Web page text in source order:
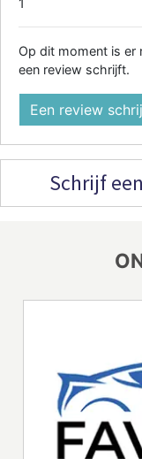
Op dit moment is er
een review schrijft.
Een review
Schrijf